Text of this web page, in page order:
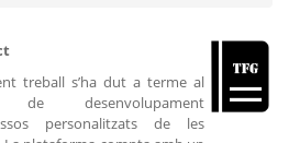
treball s’ha dut a terme al
de desenvolupament
personalitzats de les